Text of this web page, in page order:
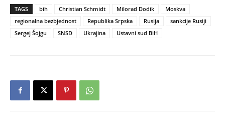
TAGS bih Christian Schmidt Milorad Dodik
Moskva
regionalna bezbjednost
Republika Srpska Rusija
sankcije Rusiji
Sergej Šojgu
SNSD Ukrajina Ustavni sud BiH